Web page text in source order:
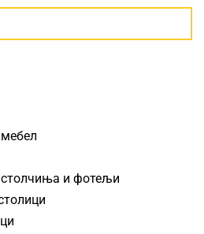
и фотељи